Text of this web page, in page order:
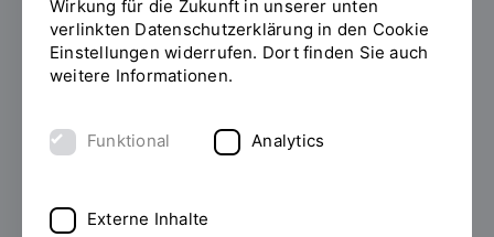
Auslandsaufenthalt
trotz kleinem
Geldbeutel
Norwegen bis Südafrika: Dank einer
Wirkung für die Zukunft in unserer unten
verlinkten Datenschutzerklärung in den Cookie
Einstellungen widerrufen. Dort finden Sie auch
weitere Informationen.
Funktional Analytics
Externe Inhalte